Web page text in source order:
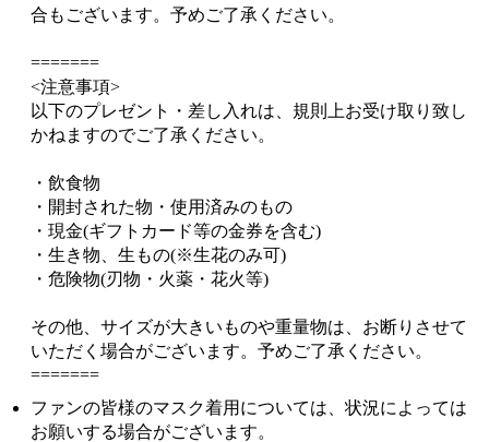
合もございます。予めご了承ください。
=======
<注意事項>
以下のプレゼント・差し入れは、規則上お受け取り致し
かねますのでご了承ください。
・飲食物
・開封された物・使用済みのもの
・現金(ギフトカード等の金券を含む)
・生き物、生もの(※生花のみ可)
・危険物(刃物・火薬・花火等)
その他、サイズが大きいものや重量物は、お断りさせて
いただく場合がございます。予めご了承ください。
=======
ファンの皆様のマスク着用については、状況によっては
お願いする場合がございます。